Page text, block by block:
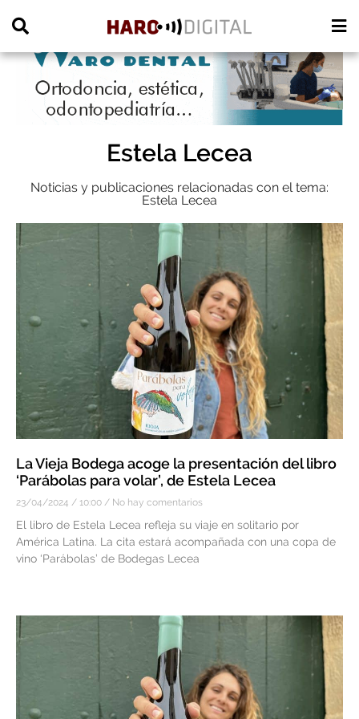
Estela Lecea
Noticias y publicaciones relacionadas con el tema:
Estela Lecea
La Vieja Bodega acoge la presentación del libro
‘Parábolas para volar’, de Estela Lecea
23/04/2024 10:00 No hay comentarios
El libro de Estela Lecea refleja su viaje en solitario por
América Latina. La cita estará acompañada con una copa de
vino ‘Parábolas’ de Bodegas Lecea